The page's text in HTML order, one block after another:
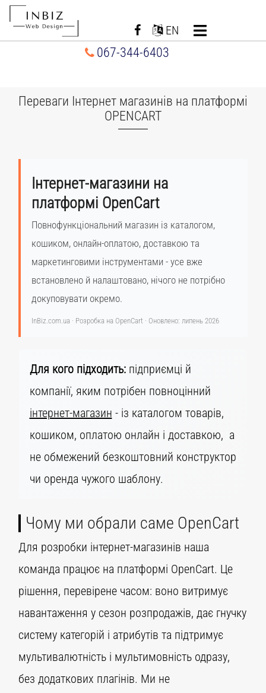
Перейти
EN
067-344-6403
Переваги Інтернет магазинів на платформі
OPENCART
Інтернет-магазини на
платформі OpenCart
Повнофункціональний магазин із каталогом,
кошиком, онлайн-оплатою, доставкою та
маркетинговими інструментами - усе вже
встановлено й налаштовано, нічого не потрібно
докуповувати окремо.
InBiz.com.ua · Розробка на OpenCart · Оновлено: липень 2026
Для кого підходить:підприємці й
компанії, яким потрібен повноцінний
інтернет-магазин - із каталогом товарів,
кошиком, оплатою онлайн і доставкою, а
не обмежений безкоштовний конструктор
чи оренда чужого шаблону.
Чому ми обрали саме OpenCart
Для розробки інтернет-магазинів наша
команда працює на платформі OpenCart. Це
рішення, перевірене часом: воно витримує
навантаження у сезон розпродажів, дає гнучку
систему категорій і атрибутів та підтримує
мультивалютність і мультимовність одразу,
без додаткових плагінів. Ми не